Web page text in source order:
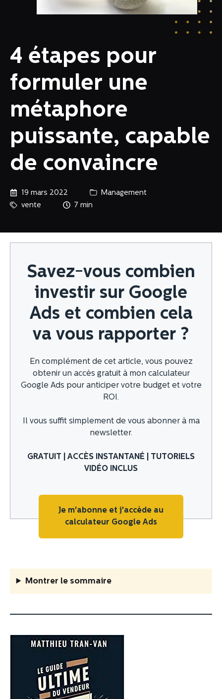
4 étapes pour
formuler une
métaphore
puissante, capable
de convaincre
19 mars 2022
Management
vente
7
Savez-vous combien
investir sur Google
Ads et combien cela
va vous rapporter ?
En complément de cet article, vous pouvez
obtenir un accès gratuit à mon calculateur
Google Ads pour anticiper votre budget et votre
ROI.
Il vous suffit simplement de vous abonner à ma
newsletter.
GRATUIT | ACCÈS INSTANTANÉ | TUTORIELS
VIDÉO INCLUS
Je m'abonne et j'accède au
calculateur Google Ads
Montrer le sommaire